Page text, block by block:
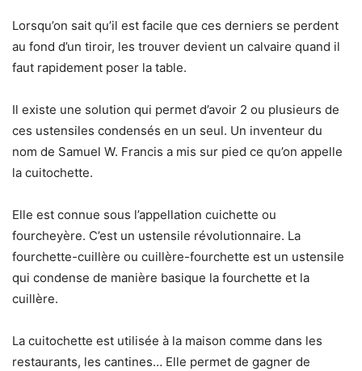
Lorsqu’on sait qu’il est facile que ces derniers se perdent
au fond d’un tiroir, les trouver devient un calvaire quand il
faut rapidement poser la table.
Il existe une solution qui permet d’avoir 2 ou plusieurs de
ces ustensiles condensés en un seul. Un inventeur du
nom de Samuel W. Francis a mis sur pied ce qu’on appelle
la cuitochette.
Elle est connue sous l’appellation cuichette ou
fourcheyère. C’est un ustensile révolutionnaire. La
fourchette-cuillère ou cuillère-fourchette est un ustensile
qui condense de manière basique la fourchette et la
cuillère.
La cuitochette est utilisée à la maison comme dans les
restaurants, les cantines… Elle permet de gagner de